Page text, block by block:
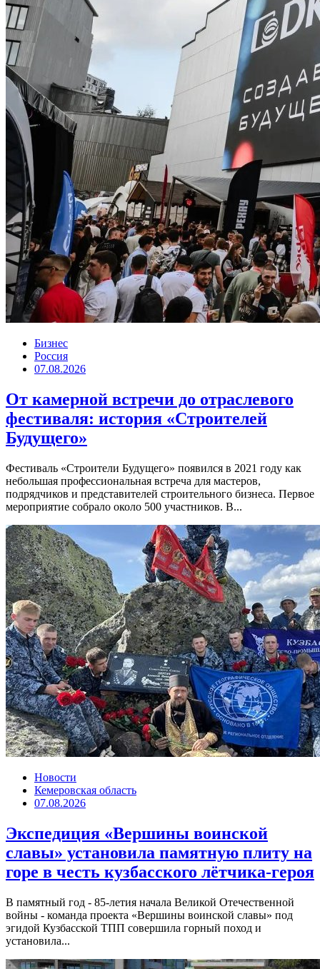
Бизнес
Россия
07.08.2026
От камерной встречи до отраслевого
фестиваля: история «Строителей
Будущего»
Фестиваль «Строители Будущего» появился в 2021 году как
небольшая профессиональная встреча для мастеров,
подрядчиков и представителей строительного бизнеса. Первое
мероприятие собрало около 500 участников. В...
Новости
Кемеровская область
07.08.2026
Экспедиция «Вершины воинской
славы» установила памятную плиту на
горе в честь кузбасского лётчика-героя
В памятный год - 85-летия начала Великой Отечественной
войны - команда проекта «Вершины воинской славы» под
эгидой Кузбасской ТПП совершила горный поход и
установила...